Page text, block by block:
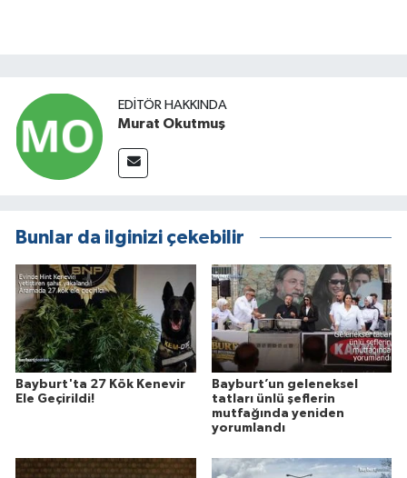
EDITÖR HAKKINDA
Murat Okutmuş
Bunlar da ilginizi çekebilir
Bayburt'ta 27 Kök Kenevir
Ele Geçirildi!
Bayburt’un geleneksel
tatları ünlü şeflerin
mutfağında yeniden
yorumlandı